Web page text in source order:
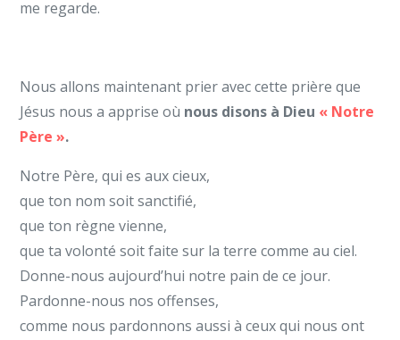
me regarde.
Nous allons maintenant prier avec cette prière que
Jésus nous a apprise où nous disons à Dieu « Notre
Père ».
Notre Père, qui es aux cieux,
que ton nom soit sanctifié,
que ton règne vienne,
que ta volonté soit faite sur la terre comme au ciel.
Donne-nous aujourd’hui notre pain de ce jour.
Pardonne-nous nos offenses,
comme nous pardonnons aussi à ceux qui nous ont